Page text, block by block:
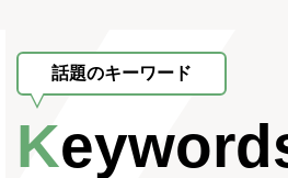
話題のキーワード